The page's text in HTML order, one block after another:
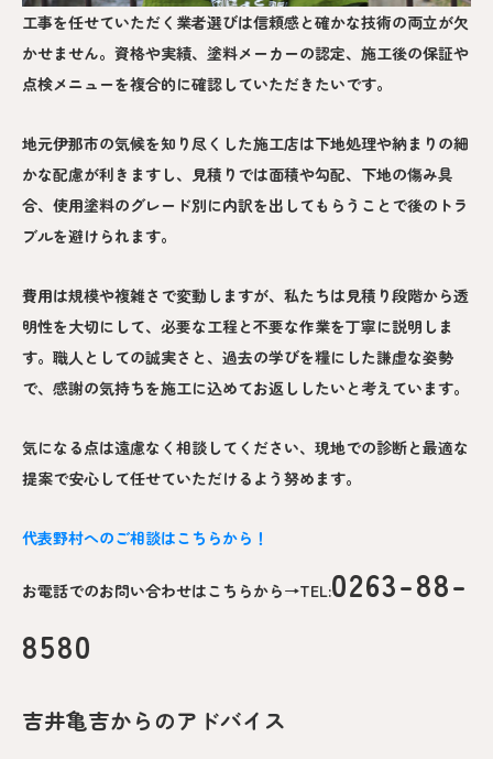
工事を任せていただく業者選びは信頼感と確かな技術の両立が欠
かせません。資格や実績、塗料メーカーの認定、施工後の保証や
点検メニューを複合的に確認していただきたいです。
地元伊那市の気候を知り尽くした施工店は下地処理や納まりの細
かな配慮が利きますし、見積りでは面積や勾配、下地の傷み具
合、使用塗料のグレード別に内訳を出してもらうことで後のトラ
ブルを避けられます。
費用は規模や複雑さで変動しますが、私たちは見積り段階から透
明性を大切にして、必要な工程と不要な作業を丁寧に説明しま
す。職人としての誠実さと、過去の学びを糧にした謙虚な姿勢
で、感謝の気持ちを施工に込めてお返ししたいと考えています。
気になる点は遠慮なく相談してください、現地での診断と最適な
提案で安心して任せていただけるよう努めます。
代表野村へのご相談はこちらから！
お電話でのお問い合わせはこちらから→TEL:0263-88-
8580
吉井亀吉からのアドバイス